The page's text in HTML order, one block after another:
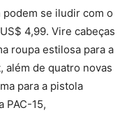
se iludir com o
4,99. Vire cabeças
roupa estilosa para a
além de quatro novas
para a pistola
PAC-15,